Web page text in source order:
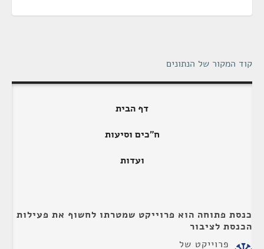
קוד המקור של הנתונים
דף הבית
ח"כים וסיעות
ועדות
כנסת פתוחה הוא פרוייקט שמטרתו לחשוף את פעילות
הכנסת לציבור
פרוייקט של